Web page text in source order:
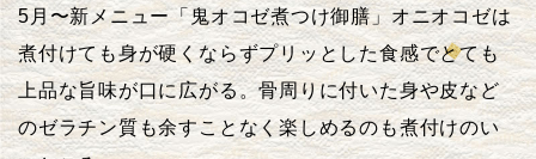
5月〜新メニュー「鬼オコゼ煮つけ御膳」オニオコゼは
煮付けても身が硬くならずプリッとした食感でとても
上品な旨味が口に広がる。骨周りに付いた身や皮など
のゼラチン質も余すことなく楽しめるのも煮付けのい